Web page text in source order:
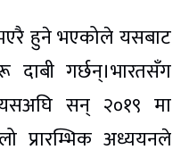
हुने भएकोले यसबाट
दाबी गर्छन्।भारतसँग
सन् २०१९ मा
प्रारम्भिक अध्ययनले